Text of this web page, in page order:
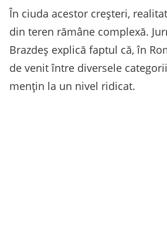
În ciuda acestor creșteri,
din teren rămâne complexă.
Brazdeș explică faptul că, în
de venit între diversele
mențin la un nivel ridicat.